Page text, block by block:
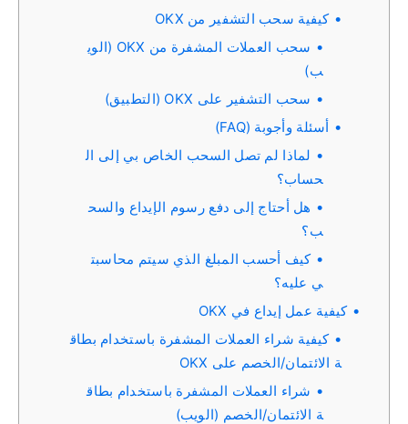
كيفية سحب التشفير من OKX
سحب العملات المشفرة من OKX (الوي
ب)
سحب التشفير على OKX (التطبيق)
أسئلة وأجوبة (FAQ)
لماذا لم تصل السحب الخاص بي إلى ال
حساب؟
هل أحتاج إلى دفع رسوم الإيداع والسح
ب؟
كيف أحسب المبلغ الذي سيتم محاسبت
ي عليه؟
كيفية عمل إيداع في OKX
كيفية شراء العملات المشفرة باستخدام بطاق
ة الائتمان/الخصم على OKX
شراء العملات المشفرة باستخدام بطاق
ة الائتمان/الخصم (الويب)